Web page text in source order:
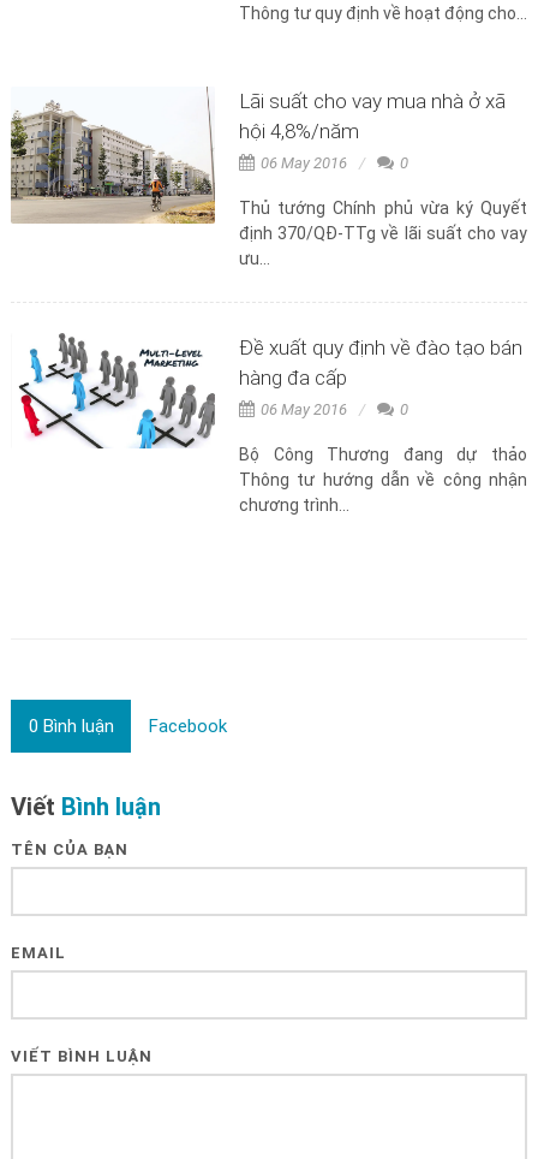
Thông tư quy định về hoạt động cho...
Lãi suất cho vay mua nhà ở xã
hội 4,8%/năm
06 May 2016 0
Thủ tướng Chính phủ vừa ký Quyết
định 370/QĐ-TTg về lãi suất cho vay
ưu...
Đề xuất quy định về đào tạo bán
hàng đa cấp
06 May 2016 0
Bộ Công Thương đang dự thảo
Thông tư hướng dẫn về công nhận
chương trình...
0 Bình luận Facebook
Viết Bình luận
TÊN CỦA BẠN
EMAIL
VIẾT BÌNH LUẬN